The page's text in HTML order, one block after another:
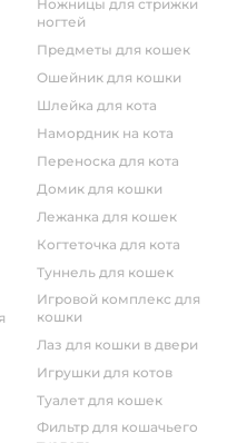
ножницы для стрижки
ногтей
предметы для кошек
ошейник для кошки
шлейка для кота
намордник на кота
переноска для кота
домик для кошки
лежанка для кошек
когтеточка для кота
туннель для кошек
игровой комплекс для
кошки
лаз для кошки в двери
игрушки для котов
туалет для кошек
фильтр для кошачьего